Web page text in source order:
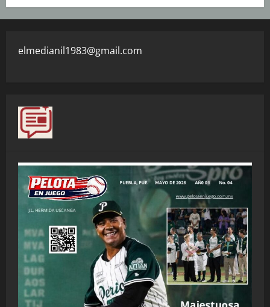
elmedianil1983@gmail.com